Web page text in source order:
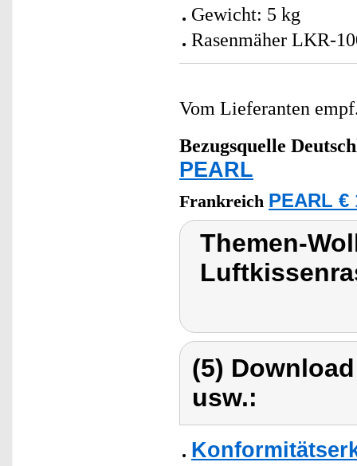
Gewicht: 5 kg
Rasenmäher LKR-
Vom Lieferanten
Bezugsquelle
PEARL
Frankreich PEARL €
Themen-
(5)
usw.: